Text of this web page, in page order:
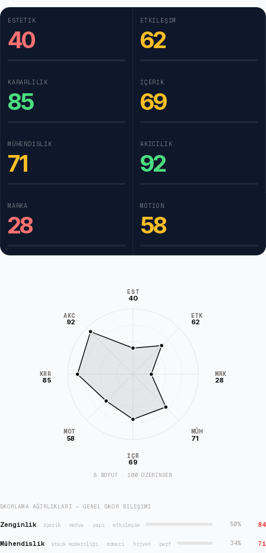
ESTETIK
40
ETKILEŞIM
62
KARARLILIK
85
İÇERIK
69
MÜHENDISLIK
71
AKICILIK
92
MARKA
28
MOTION
58
EST
40
ETK
62
MRK
28
MÜH
71
İÇR
69
MOT
58
KRR
85
AKC
92
8 BOYUT · 100 ÜZERİNDEN
SKORLAMA AĞIRLIKLARI — GENEL SKOR BILEŞIMI
Zenginlik · içerik · medya · yapı · etkileşim 50% 84
Mühendislik · stack modernliği · mimari · hijyen · perf 34% 71